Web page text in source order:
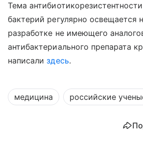
Тема
бактерий регулярно освещается
разработке не имеющего
антибактериального препарата
написализдесь.
медицина российские